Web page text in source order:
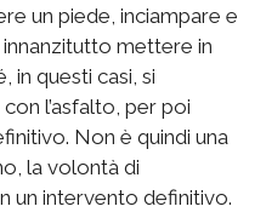
un piede, inciampare e
mettere in
in questi casi, si
l’asfalto, per poi
Non è quindi una
la volontà di
un intervento definitivo.